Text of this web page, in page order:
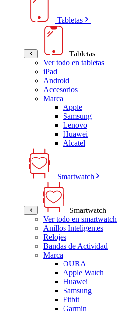
Tabletas
Tabletas
Ver todo en tabletas
iPad
Android
Accesorios
Marca
Apple
Samsung
Lenovo
Huawei
Alcatel
Smartwatch
Smartwatch
Ver todo en smartwatch
Anillos Inteligentes
Relojes
Bandas de Actividad
Marca
OURA
Apple Watch
Huawei
Samsung
Fitbit
Garmin